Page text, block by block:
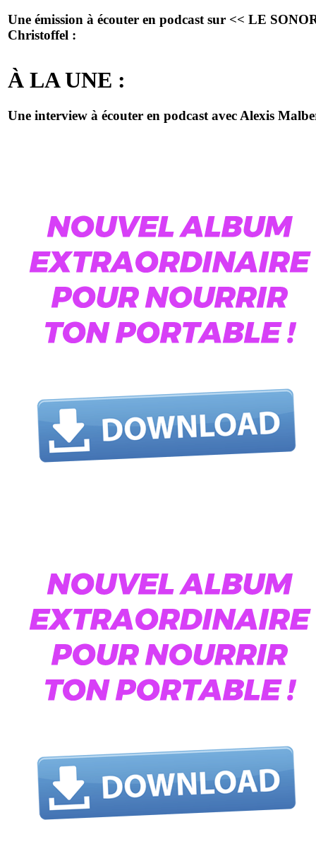
Une émission à écouter en podcast sur << LE
Christoffel :
À LA UNE :
Une interview à écouter en podcast avec Alexis